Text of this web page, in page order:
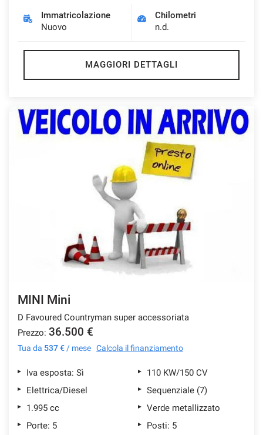
Immatricolazione
Nuovo
Chilometri
n.d.
MAGGIORI DETTAGLI
MINI Mini
D Favoured Countryman super accessoriata
Prezzo: 36.500 €
Tua da 537 € / mese Calcola il finanziamento
Iva esposta: Sì
110 KW/150 CV
Elettrica/Diesel
Sequenziale (7)
1.995 cc
Verde metallizzato
Porte: 5
Posti: 5